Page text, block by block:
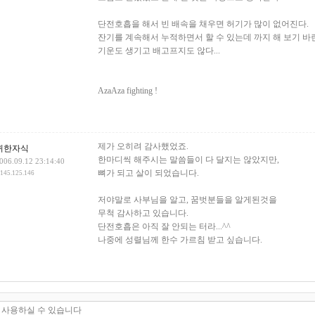
단전호흡을 해서 빈 배속을 채우면 허기가 많이 없어진다.
잔기를 계속해서 누적하면서 할 수 있는데 까지 해 보기 바
기운도 생기고 배고프지도 않다...
AzaAza fighting !
한자식
23:14:40
제가 오히려 감사했었죠.
한마디씩 해주시는 말씀들이 다 달지는 않았지만,
뼈가 되고 살이 되었습니다.
저야말로 사부님을 알고, 꿈벗분들을 알게된것을
무척 감사하고 있습니다.
단전호흡은 아직 잘 안되는 터라...^^
나중에 성렬님께 한수 가르침 받고 싶습니다.